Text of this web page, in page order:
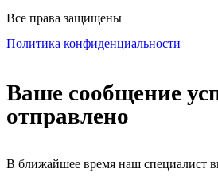
Все права защищены
Политика конфиденциальности
Ваше сообщение
отправлено
В ближайшее время наш специалист